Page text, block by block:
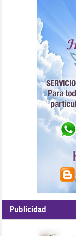
Publicidad